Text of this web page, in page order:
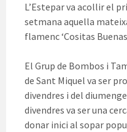
L’Estepar va acollir el
setmana aquella
flamenc ‘Cositas
El Grup de Bombos i
de Sant Miquel va ser
divendres i del
divendres va ser una
donar inici al sopar